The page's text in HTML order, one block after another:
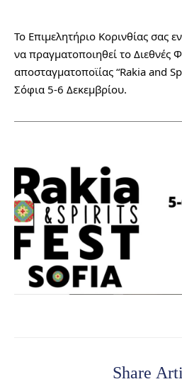
Το Επιμελητήριο Κορινθίας σας
να πραγματοποιηθεί το Διεθνές
αποσταγματοποϊίας “Rakia and
Σόφια 5-6 Δεκεμβρίου.
Share